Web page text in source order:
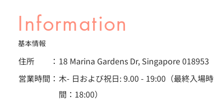
Information
基本情報
住所 ： 18 Marina Gardens Dr, Singapore 018953
営業時間： 木- 日および祝日: 9.00 - 19:00（最終入場時
間：18:00）